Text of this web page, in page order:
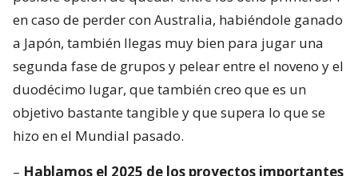
en caso de perder con Australia, habiéndole ganado
a Japón, también llegas muy bien para jugar una
segunda fase de grupos y pelear entre el noveno y el
duodécimo lugar, que también creo que es un
objetivo bastante tangible y que supera lo que se
hizo en el Mundial pasado.
– Hablamos el 2025 de los proyectos importantes